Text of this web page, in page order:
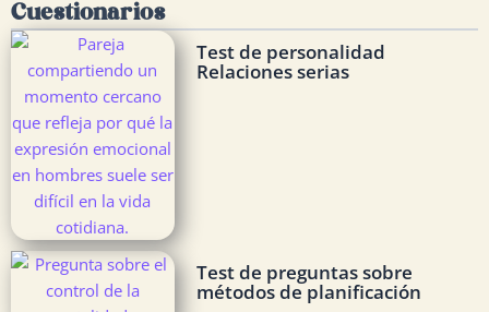
Cuestionarios
Test de personalidad
Relaciones serias
Test de preguntas sobre
métodos de planificación